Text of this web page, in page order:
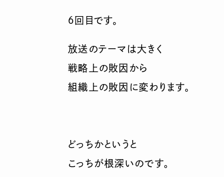
６回目です。
放送のテーマは大きく
戦略上の敗因から
組織上の敗因に変わります。
どっちかというと
こっちが根深いのです。